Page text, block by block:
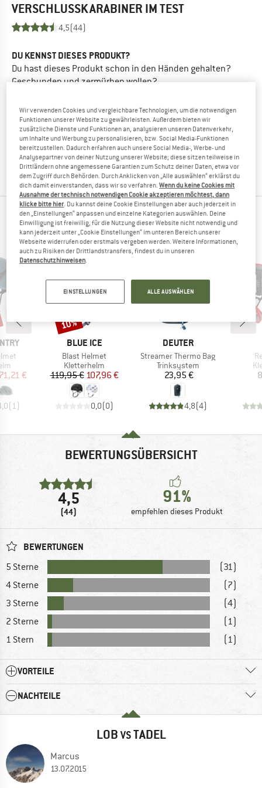
VERSCHLUSSKARABINER IM TEST
4,5(44)
DU KENNST DIESES PRODUKT?
Du hast dieses Produkt schon in den Händen gehalten?
Geschunden und zermürben wollen?
teile es mit ihnen.
BEWERTUNG SCHREIBEN
PRODUKT KAUFEN
ANDERE BERGFREUNDE SCHAUTEN SICH AUCH
AN
Preis
€
( 1)
MARKE
BLUE ICE
Artikel
Blast Helmet
Produktgruppe
Kletterhelm
Preis
119,95 €reduzierter Preis
107,96 €
0,0(0)
Rabatt
10%
MARKE
DEUTER
Artikel
Streamer Thermo Bag
Produktgruppe
Trinksystem
Preis
23,95 €
4,8(4)
BEWERTUNGSÜBERSICHT
4,5
(44)
91%
empfehlen dieses Produkt
BEWERTUNGEN
5 Sterne
(31)
4 Sterne
(7)
3 Sterne
(4)
2 Sterne
(1)
1 Stern
(1)
VORTEILE
NACHTEILE
LOB VSTADEL
Marcus
13.07.2015
Wir verwenden Cookies und vergleichbare Technologien, um die notwendigen
Funktionen unserer Website zu gewährleisten. Außerdem bieten wir
zusätzliche Dienste und Funktionen an, analysieren unseren Datenverkehr,
um Inhalte und Werbung zu personalisieren, bzw. Social Media-Funktionen
bereitzustellen. Dadurch erfahren auch unsere Social Media-, Werbe- und
Analysepartner von deiner Nutzung unserer Website; diese sitzen teilweise in
Drittländern ohne angemessene Garantien zum Schutz deiner Daten, etwa vor
dem Zugriff durch Behörden. Durch Anklicken von „Alle auswählen“ erklärst du
dich damit einverstanden, dass wir so verfahren.Wenn du keine Cookies mit
Ausnahme der technisch notwendigen Cookie akzeptieren möchtest, dann
klicke bitte hier . Du kannst deine Cookie Einstellungen aber auch jederzeit in
den „Einstellungen“ anpassen und einzelne Kategorien auswählen. Deine
Einwilligung ist freiwillig, für die Nutzung dieser Website nicht notwendig und
kann jederzeit unter „Cookie Einstellungen“ im unteren Bereich unserer
Webseite widerrufen oder erstmals vergeben werden. Weitere Informationen,
auch zu Risiken der Drittlandstransfers, findest du in unseren
Datenschutzhinweisen
EINSTELLUNGEN ALLE AUSWÄHLEN